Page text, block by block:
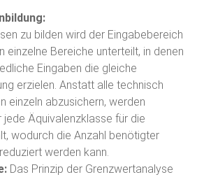
zu bilden wird der Eingabebereich
einzelne Bereiche unterteilt, in denen
Eingaben die gleiche
erzielen. Anstatt alle technisch
einzeln abzusichern, werden
jede Äquivalenzklasse für die
wodurch die Anzahl benötigter
werden kann.
Das Prinzip der Grenzwertanalyse